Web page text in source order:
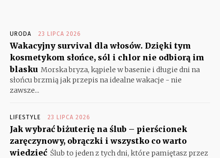
URODA 23 LIPCA 2026
Wakacyjny survival dla włosów. Dzięki tym
kosmetykom słońce, sól i chlor nie odbiorą im
blasku Morska bryza, kąpiele w basenie i długie dni na
słońcu brzmią jak przepis na idealne wakacje - nie
zawsze...
LIFESTYLE 23 LIPCA 2026
Jak wybrać biżuterię na ślub – pierścionek
zaręczynowy, obrączki i wszystko co warto
wiedzieć Ślub to jeden z tych dni, które pamiętasz przez